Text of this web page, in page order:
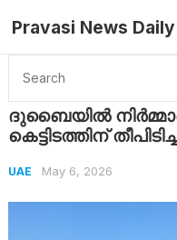
Pravasi News Daily
Home UAE ദുബൈയിൽ
ദുബൈയിൽ
കെട്ടിടത്തിന്
UAE May 6, 2026